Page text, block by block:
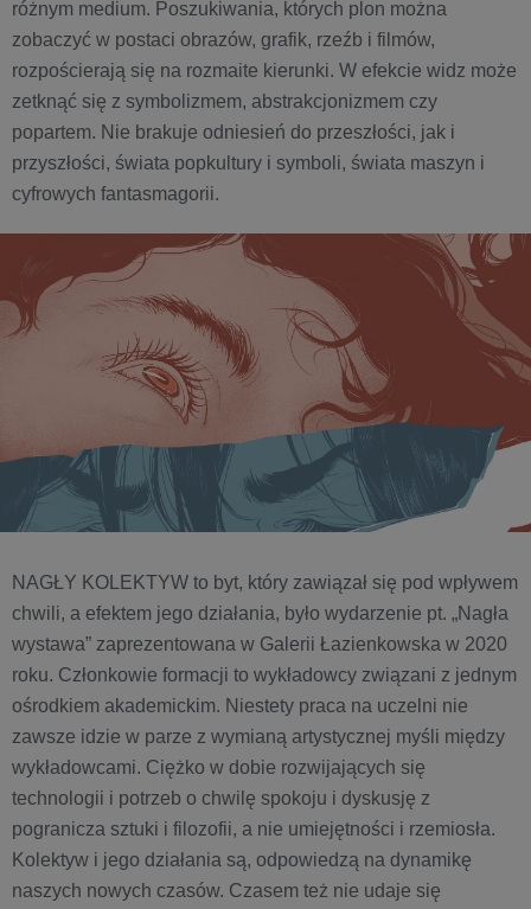
różnym medium. Poszukiwania, których plon można
zobaczyć w postaci obrazów, grafik, rzeźb i filmów,
rozpościerają się na rozmaite kierunki. W efekcie widz może
zetknąć się z symbolizmem, abstrakcjonizmem czy
popartem. Nie brakuje odniesień do przeszłości, jak i
przyszłości, świata popkultury i symboli, świata maszyn i
cyfrowych fantasmagorii.
NAGŁY KOLEKTYW to byt, który zawiązał się pod wpływem
chwili, a efektem jego działania, było wydarzenie pt. „Nagła
wystawa” zaprezentowana w Galerii Łazienkowska w 2020
roku. Członkowie formacji to wykładowcy związani z jednym
ośrodkiem akademickim. Niestety praca na uczelni nie
zawsze idzie w parze z wymianą artystycznej myśli między
wykładowcami. Ciężko w dobie rozwijających się
technologii i potrzeb o chwilę spokoju i dyskusję z
pogranicza sztuki i filozofii, a nie umiejętności i rzemiosła.
Kolektyw i jego działania są, odpowiedzą na dynamikę
naszych nowych czasów. Czasem też nie udaje się